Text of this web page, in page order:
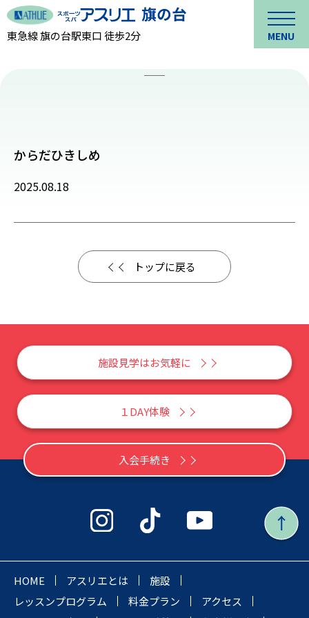
東急線 旗の台駅東口 徒歩2分 MENU
からだひきしめ
2025.08.18
トップに戻る
施設見学はお気軽に
１DAY体験
入会手続き
HOME アスリエとは
施設
レッスンプログラム
料金プラン
アクセス